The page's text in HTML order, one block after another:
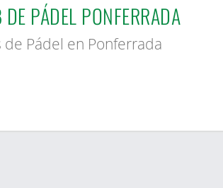
PÁDEL PONFERRADA
de Pádel en Ponferrada